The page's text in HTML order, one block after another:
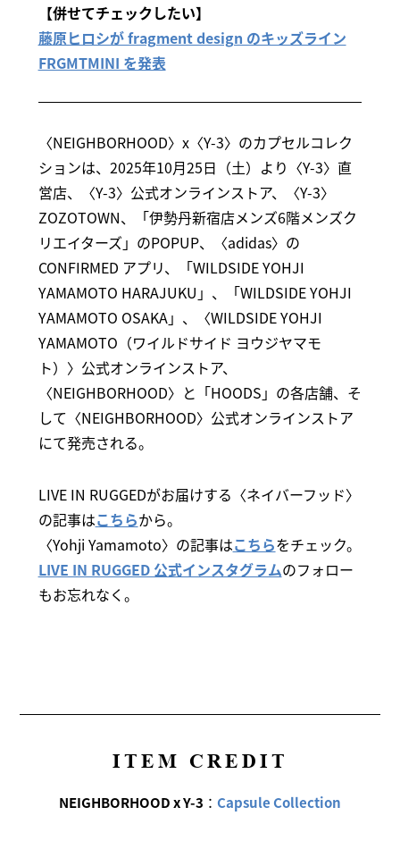
【併せてチェックしたい】
藤原ヒロシが fragment design のキッズライン
FRGMTMINI を発表
〈NEIGHBORHOOD〉x〈Y-3〉のカプセルコレク
ションは、2025年10月25日（土）より〈Y-3〉直
営店、〈Y-3〉公式オンラインストア、〈Y-3〉
ZOZOTOWN、「伊勢丹新宿店メンズ6階メンズク
リエイターズ」のPOPUP、〈adidas〉の
CONFIRMED アプリ、「WILDSIDE YOHJI
YAMAMOTO HARAJUKU」、「WILDSIDE YOHJI
YAMAMOTO OSAKA」、〈WILDSIDE YOHJI
YAMAMOTO（ワイルドサイド ヨウジヤマモ
ト）〉公式オンラインストア、
〈NEIGHBORHOOD〉と「HOODS」の各店舗、そ
して〈NEIGHBORHOOD〉公式オンラインストア
にて発売される。
LIVE IN RUGGEDがお届けする〈ネイバーフッド〉
の記事はこちらから。
〈Yohji Yamamoto〉の記事はこちらをチェック。
LIVE IN RUGGED 公式インスタグラムのフォロー
もお忘れなく。
ITEM CREDIT
NEIGHBORHOOD x Y-3 ： Capsule Collection